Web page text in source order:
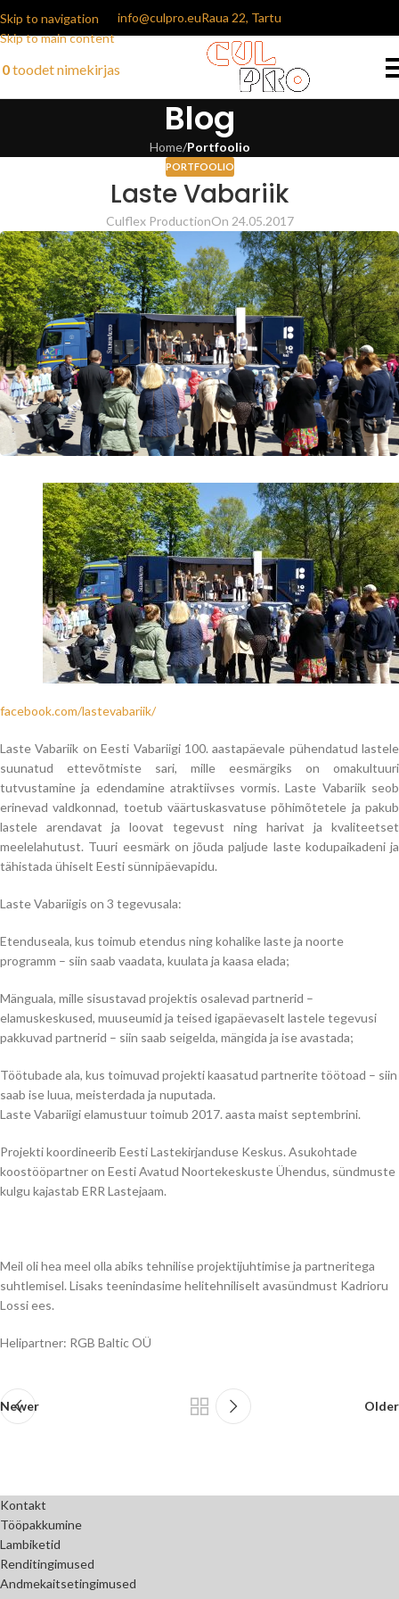
Skip to navigation
Skip to main content
info@culpro.euRaua 22, Tartu
0toodetnimekirjas
Blog
Home/Portfoolio
PORTFOOLIO
Laste Vabariik
Culflex ProductionOn 24.05.2017
facebook.com/lastevabariik/
Laste Vabariik on Eesti Vabariigi 100. aastapäevale pühendatud lastele
suunatud ettevõtmiste sari, mille eesmärgiks on omakultuuri
tutvustamine ja edendamine atraktiivses vormis. Laste Vabariik seob
erinevad valdkonnad, toetub väärtuskasvatuse põhimõtetele ja pakub
lastele arendavat ja loovat tegevust ning harivat ja kvaliteetset
meelelahutust. Tuuri eesmärk on jõuda paljude laste kodupaikadeni ja
tähistada ühiselt Eesti sünnipäevapidu.
Laste Vabariigis on 3 tegevusala:
Etenduseala, kus toimub etendus ning kohalike laste ja noorte
programm – siin saab vaadata, kuulata ja kaasa elada;
Mänguala, mille sisustavad projektis osalevad partnerid –
elamuskeskused, muuseumid ja teised igapäevaselt lastele tegevusi
pakkuvad partnerid – siin saab seigelda, mängida ja ise avastada;
Töötubade ala, kus toimuvad projekti kaasatud partnerite töötoad – siin
saab ise luua, meisterdada ja nuputada.
Laste Vabariigi elamustuur toimub 2017. aasta maist septembrini.
Projekti koordineerib Eesti Lastekirjanduse Keskus. Asukohtade
koostööpartner on Eesti Avatud Noortekeskuste Ühendus, sündmuste
kulgu kajastab ERR Lastejaam.
Meil oli hea meel olla abiks tehnilise projektijuhtimise ja partneritega
suhtlemisel. Lisaks teenindasime helitehniliselt avasündmust Kadrioru
Lossi ees.
Helipartner: RGB Baltic OÜ
Newer Older
Kontakt
Tööpakkumine
Lambiketid
Renditingimused
Andmekaitsetingimused